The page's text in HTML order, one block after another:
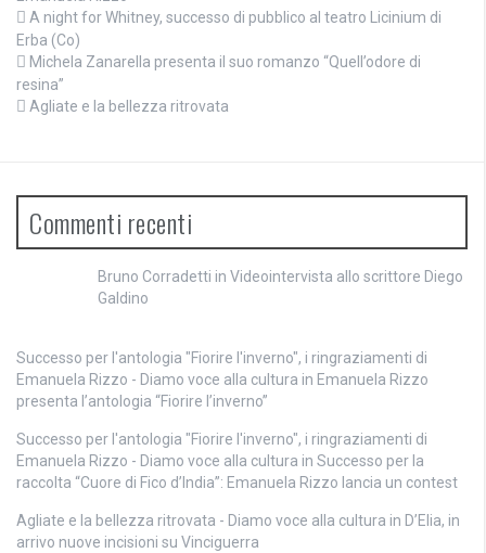
A night for Whitney, successo di pubblico al teatro Licinium di
Erba (Co)
Michela Zanarella presenta il suo romanzo “Quell’odore di
resina”
Agliate e la bellezza ritrovata
Commenti recenti
Bruno Corradetti in Videointervista allo scrittore Diego
Galdino
Successo per l'antologia "Fiorire l'inverno", i ringraziamenti di
Emanuela Rizzo - Diamo voce alla cultura in Emanuela Rizzo
presenta l’antologia “Fiorire l’inverno”
Successo per l'antologia "Fiorire l'inverno", i ringraziamenti di
Emanuela Rizzo - Diamo voce alla cultura in Successo per la
raccolta “Cuore di Fico d’India”: Emanuela Rizzo lancia un contest
Agliate e la bellezza ritrovata - Diamo voce alla cultura in D’Elia, in
arrivo nuove incisioni su Vinciguerra